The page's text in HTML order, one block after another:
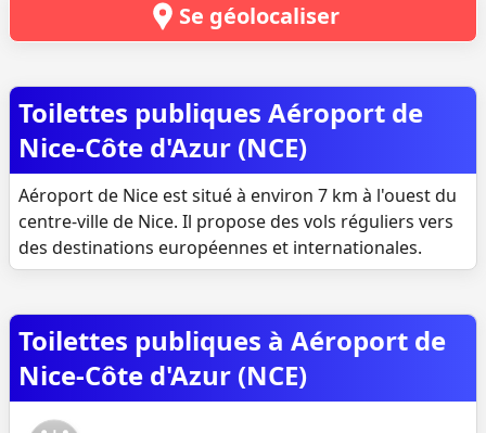
Se géolocaliser
Toilettes publiques Aéroport de
Nice-Côte d'Azur (NCE)
Aéroport de Nice est situé à environ 7 km à l'ouest du
centre-ville de Nice. Il propose des vols réguliers vers
des destinations européennes et internationales.
Toilettes publiques à Aéroport de
Nice-Côte d'Azur (NCE)